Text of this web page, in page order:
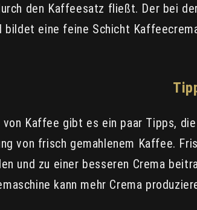
den Kaffeesatz fließt. Der bei
bildet eine feine Schicht
von Kaffee gibt es ein paar Tipps,
von frisch gemahlenem Kaffee.
und zu einer besseren Crema
kann mehr Crema